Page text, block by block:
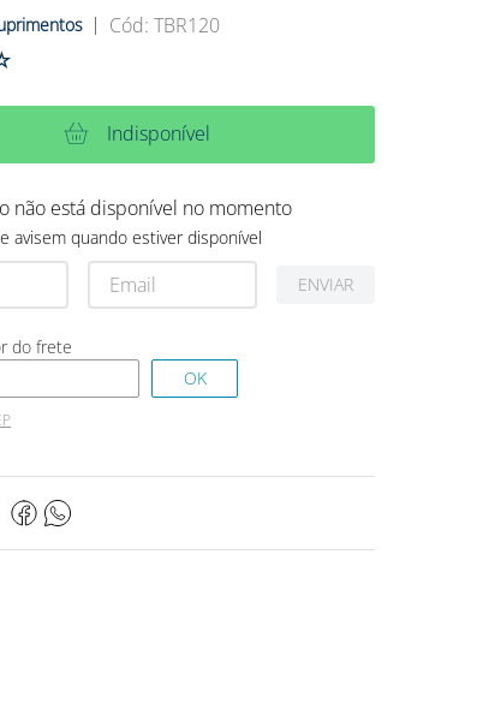
: TBR120
Indisponível
não está disponível no momento
avisem quando estiver disponível
ENVIAR